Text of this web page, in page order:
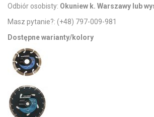
Odbiór osobisty: Okuniew k. Warszawy lub
Masz pytanie?: (+48) 797-009-981
Dostępne warianty/kolory